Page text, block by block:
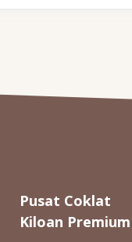
Pusat Coklat
Kiloan Premium